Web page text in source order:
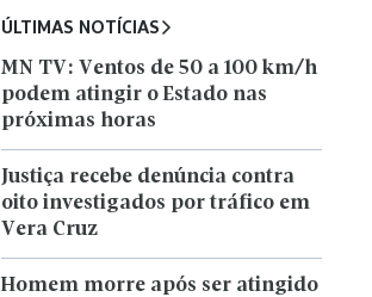
ÚLTIMAS NOTÍCIAS
MN TV: Ventos de 50 a 100 km/h
podem atingir o Estado nas
próximas horas
Justiça recebe denúncia contra
oito investigados por tráfico em
Vera Cruz
Homem morre após ser atingido